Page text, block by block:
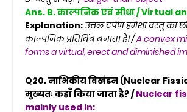
Ans. B. काल्पनिक एवं सीधा / Virtual
Explanation: उत्तल दर्पण हमेशा वस्तु का
काल्पनिक प्रतिबिंब बनाता है। /A convex
forms a virtual, erect and diminished
Q20. नाभिकीय विखंडन (Nuclear
मुख्यतः कहाँ किया जाता है? /Nuclear
mainly used in: